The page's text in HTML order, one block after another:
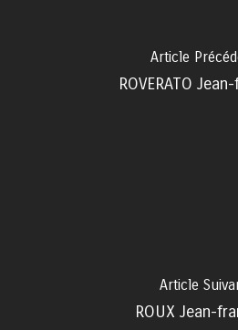
Article
ROVERATO
Article
ROUX Jean-